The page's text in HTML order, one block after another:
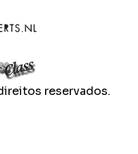
reservados.